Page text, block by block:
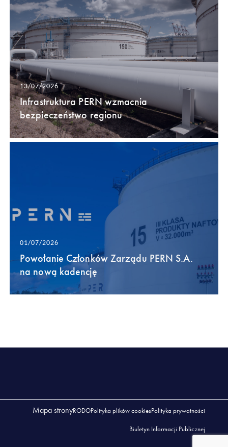
13/07/2026
Infrastruktura PERN wzmacnia
bezpieczeństwo regionu
01/07/2026
Powołanie Członków Zarządu PERN S.A.
na nową kadencję
Mapa stronyRODOPolityka plików cookiesPolityka prywatności
Biuletyn Informacji Publicznej